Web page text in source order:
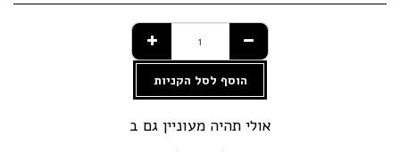
הוסף לסל הקניות
אולי תהיה מעוניין גם ב